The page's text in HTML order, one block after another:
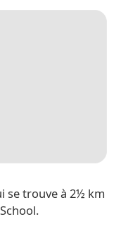
se trouve à 2½ km